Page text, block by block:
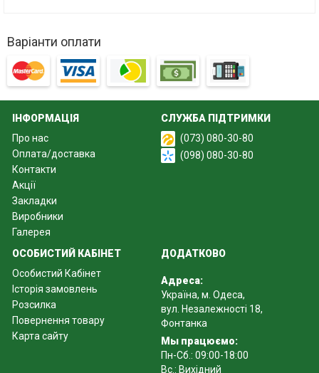
Варіанти оплати
ІНФОРМАЦІЯ
Про нас
Оплата/доставка
Контакти
Акції
Закладки
Виробники
Галерея
СЛУЖБА ПІДТРИМКИ
(073) 080-30-80
(098) 080-30-80
ОСОБИСТИЙ КАБІНЕТ
Особистий Кабінет
Історія замовлень
Розсилка
Повернення товару
Карта сайту
ДОДАТКОВО
Адреса:
Україна, м. Одеса,
вул. Незалежності 18,
Фонтанка
Мы працюємо:
Пн-Сб.: 09:00-18:00
Вс.: Вихідний